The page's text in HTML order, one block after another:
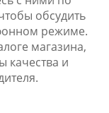
обсудить
режиме.
магазина,
качества и